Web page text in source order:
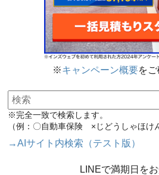
※キャンペーン概要を
検索
※完全一致で検索します。
（例：〇自動車保険 ×じどうしゃほけ
→AIサイト内検索（テスト版）
LINEで満期日を